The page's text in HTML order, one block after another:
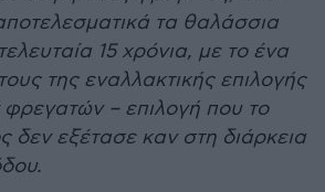
τα θαλάσσια
15 χρόνια, με το ένα
της εναλλακτικής επιλογής
– επιλογή που το
δεν εξέτασε καν στη διάρκεια